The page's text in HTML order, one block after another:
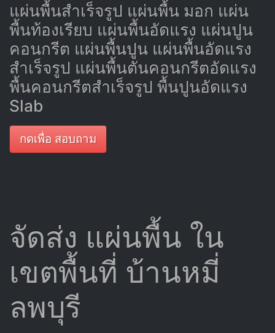
แผ่นพื้นสำเร็จรูป แผ่นพื้น มอก แผ่น
พื้นท้องเรียบ แผ่นพื้นอัดแรง แผ่นปูน
คอนกรีต แผ่นพื้นปูน แผ่นพื้นอัดแรง
สำเร็จรูป แผ่นพื้นตันคอนกรีตอัดแรง
พื้นคอนกรีตสำเร็จรูป พื้นปูนอัดแรง
Slab
กดเพื่อ สอบถาม
จัดส่ง แผ่นพื้น ใน
เขตพื้นที่ บ้านหมี่
ลพบุรี